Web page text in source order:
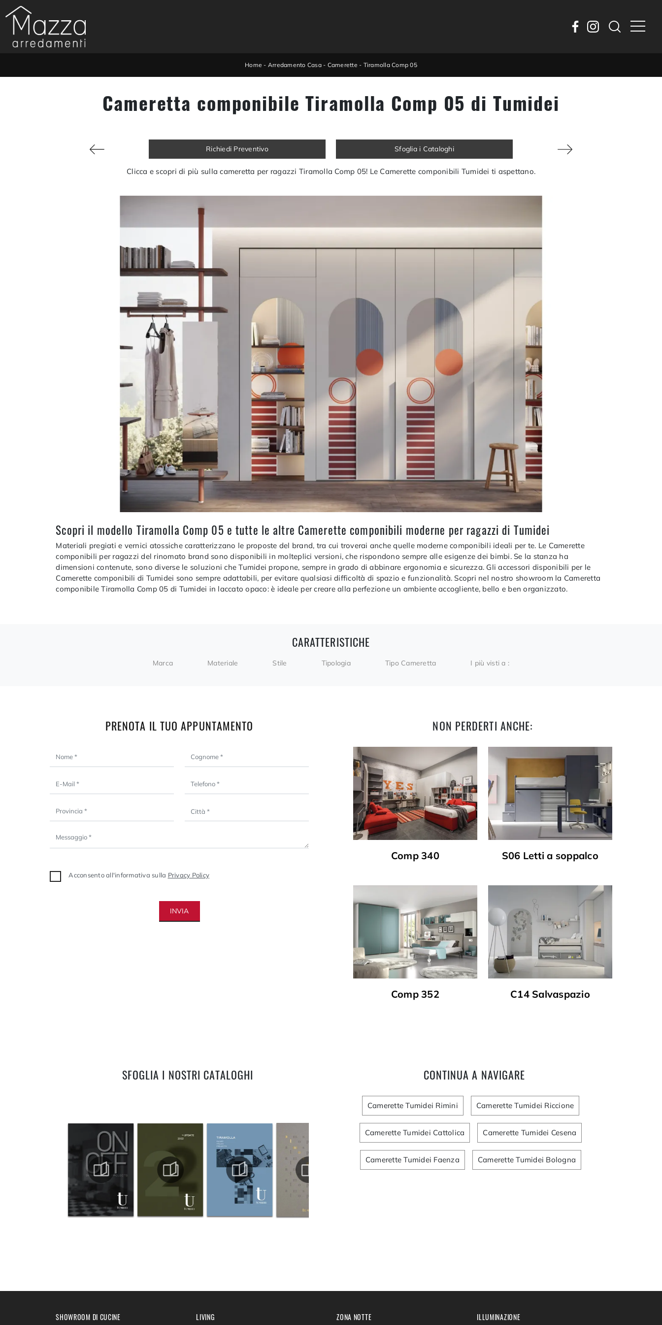
Home - Arredamento Casa- Camerette - Tiramolla Comp 05
Cameretta componibile Tiramolla Comp 05 di Tumidei
Richiedi Preventivo Sfoglia i Cataloghi
Clicca e scopri di più sulla cameretta per ragazzi Tiramolla Comp 05! Le Camerette componibili Tumidei ti aspettano.
Scopri il modello Tiramolla Comp 05 e tutte le altre Camerette componibili moderne per ragazzi di Tumidei
Materiali pregiati e vernici atossiche caratterizzano le proposte del brand, tra cui troverai anche quelle moderne componibili ideali per te. Le Camerette
componibili per ragazzi del rinomato brand sono disponibili in molteplici versioni, che rispondono sempre alle esigenze dei bimbi. Se la stanza ha
dimensioni contenute, sono diverse le soluzioni che Tumidei propone, sempre in grado di abbinare ergonomia e sicurezza. Gli accessori disponibili per le
Camerette componibili di Tumidei sono sempre adattabili, per evitare qualsiasi difficoltà di spazio e funzionalità. Scopri nel nostro showroom la Cameretta
componibile Tiramolla Comp 05 di Tumidei in laccato opaco: è ideale per creare alla perfezione un ambiente accogliente, bello e ben organizzato.
CARATTERISTICHE
Marca Materiale Stile Tipologia Tipo Cameretta I più visti a :
PRENOTA IL TUO APPUNTAMENTO
Acconsento all'informativa sulla Privacy Policy
INVIA
NON PERDERTI ANCHE:
Comp 340 S06 Letti a soppalco
Comp 352 C14 Salvaspazio
SFOGLIA I NOSTRI CATALOGHI CONTINUA A NAVIGARE
Camerette Tumidei Rimini Camerette Tumidei Riccione
Camerette Tumidei Cattolica Camerette Tumidei Cesena
Camerette Tumidei Faenza Camerette Tumidei Bologna
SHOWROOM DI CUCINE LIVING ZONA NOTTE ILLUMINAZIONE